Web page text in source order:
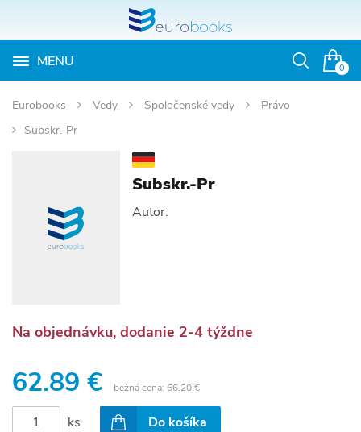
0
MENU
Otvoriť
Eurobooks Vedy Spoločenské vedy
Právo
Subskr.-Pr
Subskr.-Pr
Autor:
Na objednávku, dodanie 2-4 týždne
62.89 € bežná cena: 66.20 €
ks Do košíka